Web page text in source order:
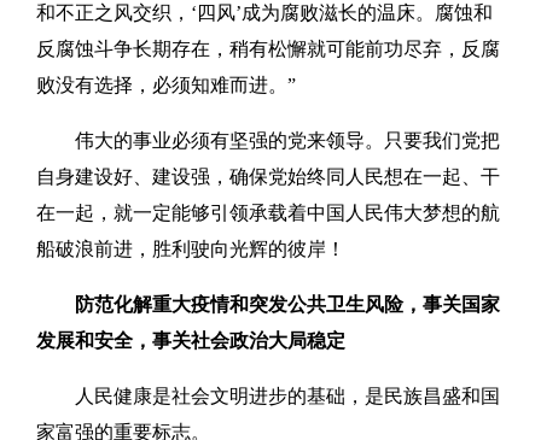
和不正之风交织，‘四风’成为腐败滋长的温床。腐蚀和
反腐蚀斗争长期存在，稍有松懈就可能前功尽弃，反腐
败没有选择，必须知难而进。”
伟大的事业必须有坚强的党来领导。只要我们党把
自身建设好、建设强，确保党始终同人民想在一起、干
在一起，就一定能够引领承载着中国人民伟大梦想的航
船破浪前进，胜利驶向光辉的彼岸！
防范化解重大疫情和突发公共卫生风险，事关国家
发展和安全，事关社会政治大局稳定
人民健康是社会文明进步的基础，是民族昌盛和国
家富强的重要标志。